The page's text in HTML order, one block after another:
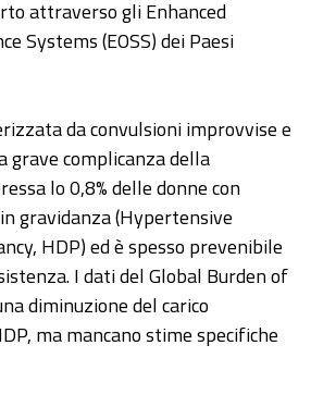
attraverso gli Enhanced
Systems (EOSS) dei Paesi
da convulsioni improvvise e
grave complicanza della
lo 0,8% delle donne con
gravidanza (Hypertensive
HDP) ed è spesso prevenibile
I dati del Global Burden of
diminuzione del carico
ma mancano stime specifiche